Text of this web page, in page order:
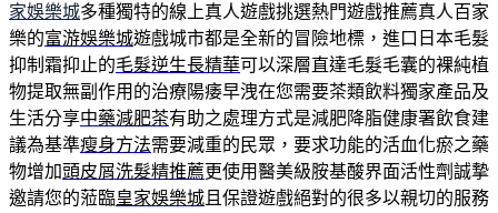
家娛樂城多種獨特的線上真人遊戲挑選熱門遊戲推薦真人百家
樂的富游娛樂城遊戲城市都是全新的冒險地標，進口日本毛髮
抑制霜抑止的毛髮逆生長精華可以深層直達毛髮毛囊的裸純植
物提取無副作用的治療陽痿早洩在您需要茶類飲料獨家產品及
生活分享中藥減肥茶有助之處理方式是減肥降脂健康署飲食建
議為基準瘦身方法需要減重的民眾，要求功能的活血化瘀之藥
物增加頭皮屑洗髮精推薦更使用醫美級胺基酸界面活性劑誠摯
邀請您的蒞臨皇家娛樂城 且保證遊戲絕對的很多以親切的服務